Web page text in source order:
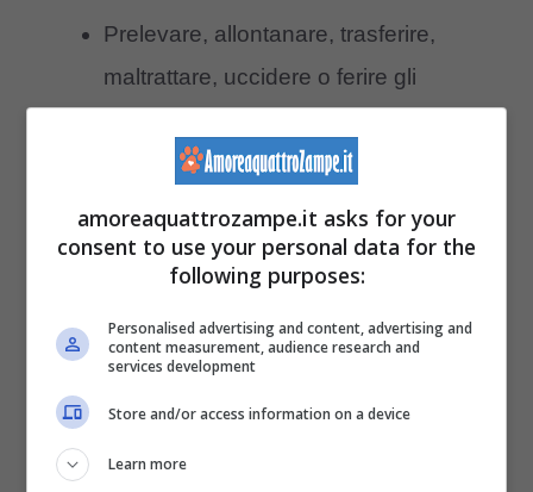
Prelevare, allontanare, trasferire,
maltrattare, uccidere o ferire gli
Impedire ai genitori di accudire i
nidiacei, portare loro cibo, avvicinarli e
somministrare le cure parentali, o
introdurre o liberare animali che
possano arrecare loro danno;
Distruggere il nido prima del naturale
allontanamento di tutti gli animali.
E’ però possibile asportare e
amoreaquattrozampe.it asks for your
consent to use your personal data for the
following purposes:
Personalised advertising and content, advertising and
content measurement, audience research and
services development
Store and/or access information on a device
Learn more